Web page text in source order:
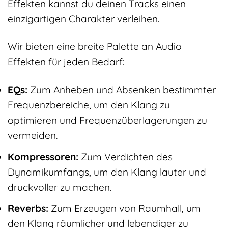
Effekten kannst du deinen Tracks einen
einzigartigen Charakter verleihen.
Wir bieten eine breite Palette an Audio
Effekten für jeden Bedarf:
EQs: Zum Anheben und Absenken bestimmter
Frequenzbereiche, um den Klang zu
optimieren und Frequenzüberlagerungen zu
vermeiden.
Kompressoren: Zum Verdichten des
Dynamikumfangs, um den Klang lauter und
druckvoller zu machen.
Reverbs: Zum Erzeugen von Raumhall, um
den Klang räumlicher und lebendiger zu